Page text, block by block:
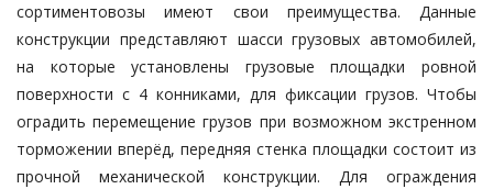
сортиментовозы имеют свои преимущества. Данные
конструкции представляют шасси грузовых автомобилей,
на которые установлены грузовые площадки ровной
поверхности с 4 конниками, для фиксации грузов. Чтобы
оградить перемещение грузов при возможном экстренном
торможении вперёд, передняя стенка площадки состоит из
прочной механической конструкции. Для ограждения